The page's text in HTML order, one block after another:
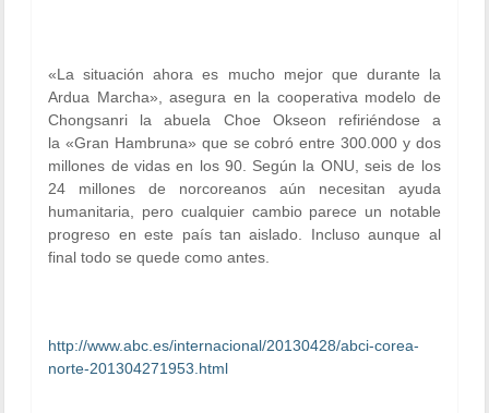
«La situación ahora es mucho mejor que durante la
Ardua Marcha», asegura en la cooperativa modelo de
Chongsanri la abuela Choe Okseon refiriéndose a
la «Gran Hambruna» que se cobró entre 300.000 y dos
millones de vidas en los 90. Según la ONU, seis de los
24 millones de norcoreanos aún necesitan ayuda
humanitaria, pero cualquier cambio parece un notable
progreso en este país tan aislado. Incluso aunque al
final todo se quede como antes.
http://www.abc.es/internacional/20130428/abci-corea-
norte-201304271953.html